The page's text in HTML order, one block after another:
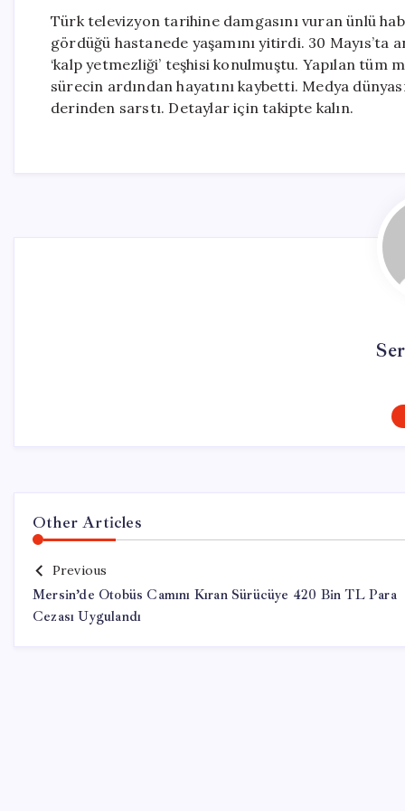
Türk televizyon tarihine damgasını vuran ünlü
gördüğü hastanede yaşamını yitirdi. 30 Mayıs’ta
‘kalp yetmezliği’ teşhisi konulmuştu. Yapılan
sürecin ardından hayatını kaybetti. Medya
derinden sarstı. Detaylar için takipte kalın.
Other Articles
Previous
Mersin’de Otobüs Camını Kıran Sürücüye 420 Bin TL Para
Cezası Uygulandı